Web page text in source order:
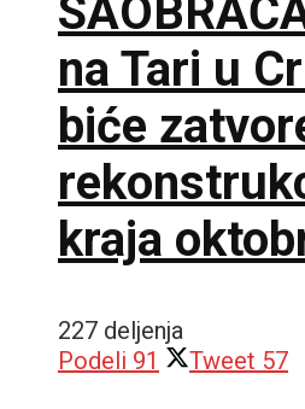
na Tari u
biće
kraja
227 deljenja
Podeli 91 Tweet 57